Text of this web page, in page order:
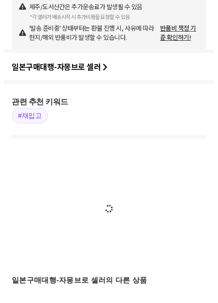
제주/도서산간은 추가운송료가 발생될 수 있음
*각 셀러가 배송시작 시 추가비용을 요청할 수 있음
'발송 준비중' 상태부터는 환불 진행 시, 사유에 따라
현지/해외 반품비가 발생할 수 있습니다.
반품비 책정 기
준 확인하기!
일본구매대행-자몽브로 셀러
관련 추천 키워드
#재입고
일본구매대행-자몽브로 셀러의 다른 상품